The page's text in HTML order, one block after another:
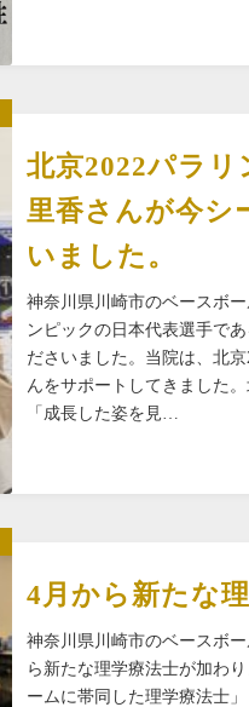
北京2022パラリ
里香さんが今シ
いました。
神奈川県川崎市のベースボ
ンピックの日本代表選手で
ださいました。当院は、北
んをサポートしてきました
「成長した姿を見…
4月から新たな
神奈川県川崎市のベースボ
ら新たな理学療法士が加わ
ームに帯同した理学療法士